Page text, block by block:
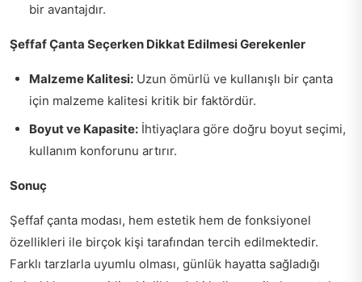
bir avantajdır.
Şeffaf Çanta Seçerken Dikkat Edilmesi Gerekenler
Malzeme Kalitesi: Uzun ömürlü ve kullanışlı bir çanta
için malzeme kalitesi kritik bir faktördür.
Boyut ve Kapasite: İhtiyaçlara göre doğru boyut seçimi,
kullanım konforunu artırır.
Sonuç
Şeffaf çanta modası, hem estetik hem de fonksiyonel
özellikleri ile birçok kişi tarafından tercih edilmektedir.
Farklı tarzlarla uyumlu olması, günlük hayatta sağladığı